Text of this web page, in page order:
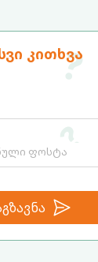
კითხვა